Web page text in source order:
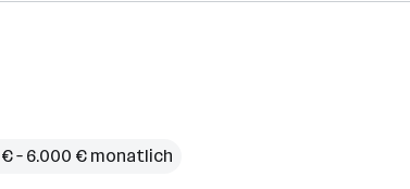
– 6.000 € monatlich